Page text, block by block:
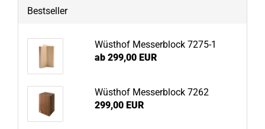
Bestseller
Wüsthof Messerblock 7275-1
ab 299,00 EUR
Wüsthof Messerblock 7262
299,00 EUR